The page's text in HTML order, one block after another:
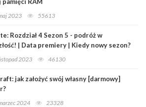
2023 55613
Rozdział 4 Sezon 5 - podróż w
| Data premiery | Kiedy nowy sezon?
2023 46130
jak założyć swój własny [darmowy]
2024 23328